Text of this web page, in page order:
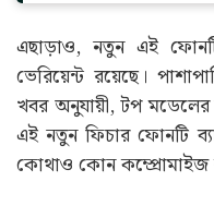
এছাড়াও, নতুন এই
ভেরিয়েন্ট রয়েছে।
খবর অনুযায়ী, টপ মডেলের
এই নতুন ফিচার ফোনটি
কোথাও কোন